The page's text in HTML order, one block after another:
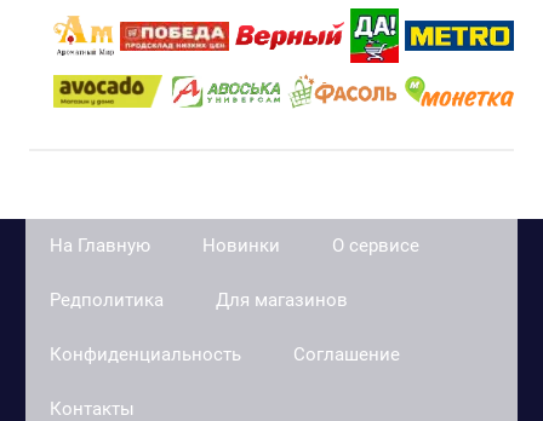
На Главную Новинки О сервисе
Редполитика Для магазинов
Конфиденциальность Соглашение
Контакты